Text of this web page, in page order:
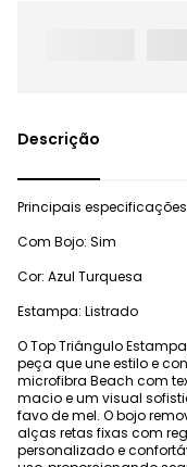
Principais
Com Bojo: Sim
Cor: Azul Turquesa
Estampa: Listrado
O Top Triângulo
peça que une estilo e
microfibra Beach com
macio e um visual
favo de mel. O bojo
alças retas fixas com
personalizado e